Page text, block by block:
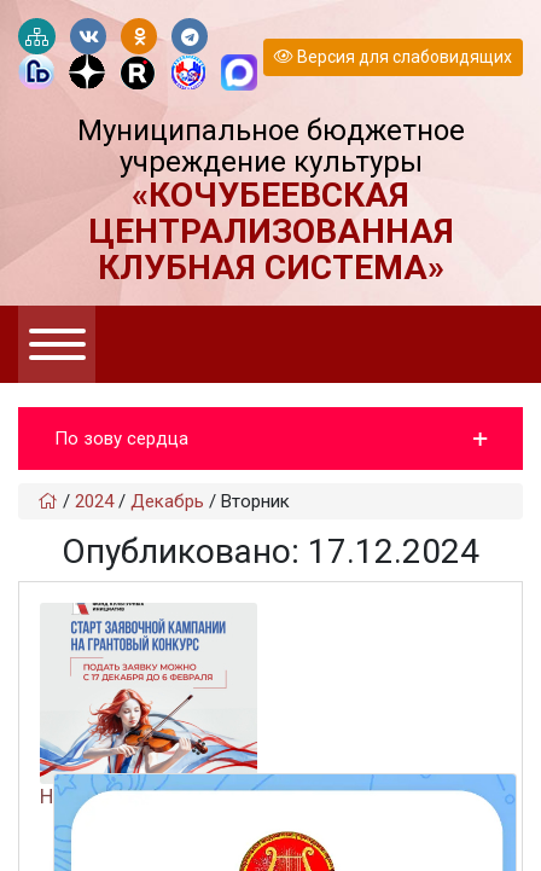
Версия для слабовидящих
Муниципальное бюджетное
учреждение культуры
«КОЧУБЕЕВСКАЯ
ЦЕНТРАЛИЗОВАННАЯ
КЛУБНАЯ СИСТЕМА»
По зову сердца
/ 2024/ Декабрь / Вторник
Опубликовано: 17.12.2024
НОВЫЕ НАПРАВЛЕНИЯ ГРАНТОВОГО КОНКУРСА